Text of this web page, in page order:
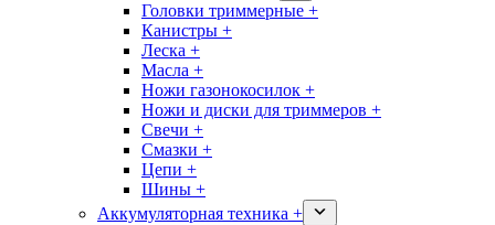
Головки триммерные +
Канистры +
Леска +
Масла +
Ножи газонокосилок +
Ножи и диски для триммеров +
Свечи +
Смазки +
Цепи +
Шины +
Аккумуляторная техника +